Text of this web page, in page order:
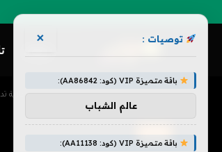
الرئيسية » ترفيه » ويتني هيوستن العقارية
توصيات : ×
باقة متميزة VIP (كود: AA86842):
عالم الشباب
باقة متميزة VIP (كود: AA11138):